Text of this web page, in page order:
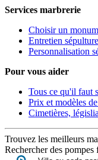
Services marbrerie
Choisir un
Entretien sépulture
Personnalisation
Pour vous aider
Tous ce qu'il faut
Prix et modèles
Cimetières,
Trouvez les meilleurs
Rechercher des